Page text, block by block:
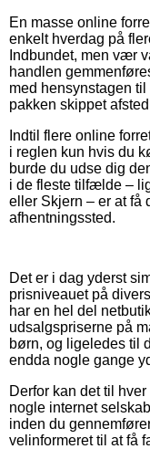
En masse online
enkelt hverdag på
Indbundet, men vær
handlen
med hensynstagen
pakken skippet
Indtil flere online
i reglen kun hvis du
burde du udse dig
i de fleste tilfælde –
eller Skjern – er at få
afhentningssted.
Det er i dag yderst
prisniveauet på
har en hel del
udsalgspriserne på
børn, og ligeledes til
endda nogle gange
Derfor kan det til
nogle internet
inden du
velinformeret til at få